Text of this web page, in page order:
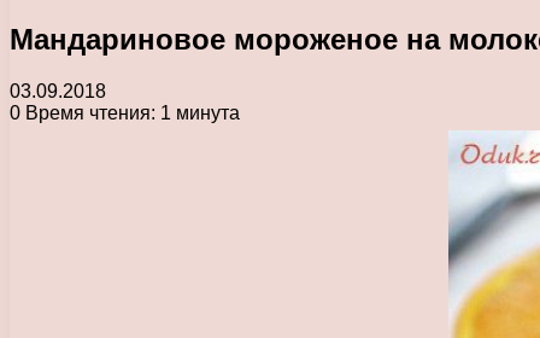
Мандариновое мороженое на
03.09.2018
0 Время чтения: 1 минута